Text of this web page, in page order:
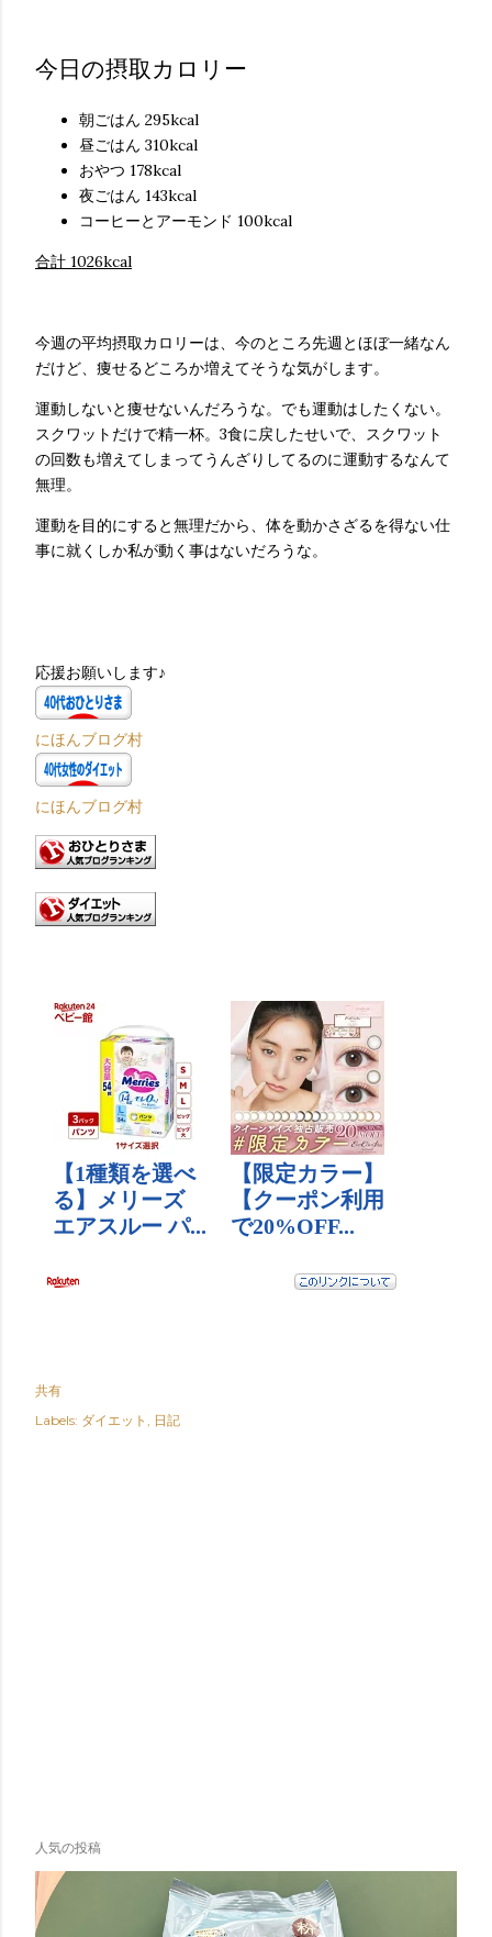
今日の摂取カロリー
朝ごはん 295kcal
昼ごはん 310kcal
おやつ 178kcal
夜ごはん 143kcal
コーヒーとアーモンド 100kcal
合計 1026kcal
今週の平均摂取カロリーは、今のところ先週とほぼ一緒なん
だけど、痩せるどころか増えてそうな気がします。
運動しないと痩せないんだろうな。でも運動はしたくない。
スクワットだけで精一杯。3食に戻したせいで、スクワット
の回数も増えてしまってうんざりしてるのに運動するなんて
無理。
運動を目的にすると無理だから、体を動かさざるを得ない仕
事に就くしか私が動く事はないだろうな。
応援お願いします♪
にほんブログ村
にほんブログ村
共有
Labels: ダイエット 日記
人気の投稿